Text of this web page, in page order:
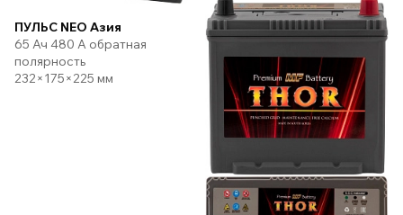
ПУЛЬС NEO Азия
65 Ач 480 А обратная
полярность
232×175×225 мм